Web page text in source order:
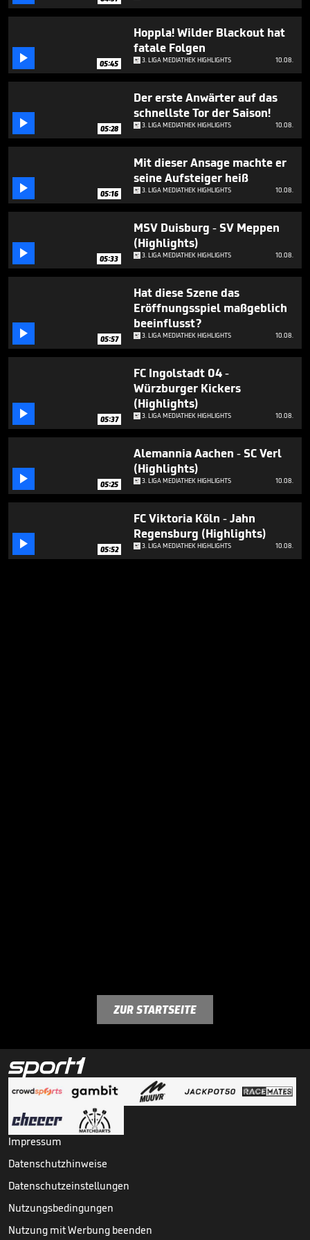
minutes,
11
 05:45
Hoppla! Wilder Blackout hat
fatale Folgen
3. LIGA MEDIATHEK HIGHLIGHTS 10.08.
 05:28
Der erste Anwärter auf das
schnellste Tor der Saison!
3. LIGA MEDIATHEK HIGHLIGHTS 10.08.
 05:16
Mit dieser Ansage machte er
seine Aufsteiger heiß
3. LIGA MEDIATHEK HIGHLIGHTS 10.08.
 05:33
MSV Duisburg - SV Meppen
(Highlights)
3. LIGA MEDIATHEK HIGHLIGHTS 10.08.
 05:57
Hat diese Szene das
Eröffnungsspiel maßgeblich
beeinflusst?
3. LIGA MEDIATHEK HIGHLIGHTS 10.08.
 05:37
FC Ingolstadt 04 -
Würzburger Kickers
(Highlights)
3. LIGA MEDIATHEK HIGHLIGHTS 10.08.
 05:25
Alemannia Aachen - SC Verl
(Highlights)
3. LIGA MEDIATHEK HIGHLIGHTS 10.08.
 05:52
FC Viktoria Köln - Jahn
Regensburg (Highlights)
3. LIGA MEDIATHEK HIGHLIGHTS 10.08.
ZUR STARTSEITE
Impressum
Datenschutzhinweise
Datenschutzeinstellungen
Nutzungsbedingungen
Nutzung mit Werbung beenden